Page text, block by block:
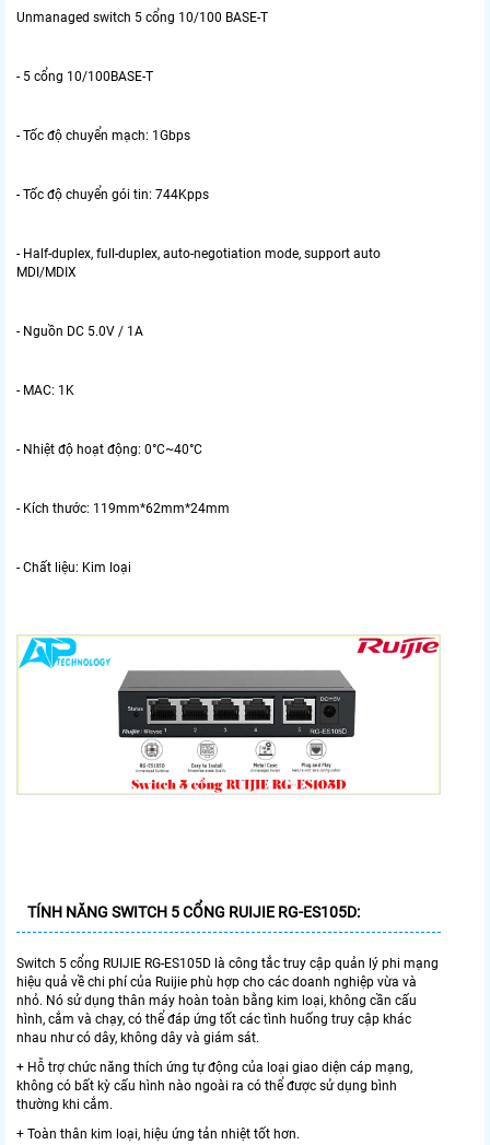
Unmanaged switch 5 cổng 10/100 BASE-T
- 5 cổng 10/100BASE-T
- Tốc độ chuyển mạch: 1Gbps
- Tốc độ chuyển gói tin: 744Kpps
- Half-duplex, full-duplex, auto-negotiation mode, support auto
MDI/MDIX
- Nguồn DC 5.0V / 1A
- MAC: 1K
- Nhiệt độ hoạt động: 0°C~40°C
- Kích thước: 119mm*62mm*24mm
- Chất liệu: Kim loại
TÍNH NĂNG SWITCH 5 CỔNG RUIJIE RG-ES105D:
Switch 5 cổng RUIJIE RG-ES105D là công tắc truy cập quản lý phi mạng
hiệu quả về chi phí của Ruijie phù hợp cho các doanh nghiệp vừa và
nhỏ. Nó sử dụng thân máy hoàn toàn bằng kim loại, không cần cấu
hình, cắm và chạy, có thể đáp ứng tốt các tình huống truy cập khác
nhau như có dây, không dây và giám sát.
+ Hỗ trợ chức năng thích ứng tự động của loại giao diện cáp mạng,
không có bất kỳ cấu hình nào ngoài ra có thể được sử dụng bình
thường khi cắm.
+ Toàn thân kim loại, hiệu ứng tản nhiệt tốt hơn.